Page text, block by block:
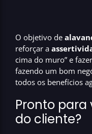
O objetivo de
reforçar a
cima do muro” e
fazendo um bom
todos os benefícios
Pronto para
do cliente?